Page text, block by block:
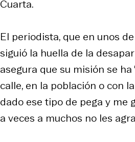
Cuarta.
El periodista, que en unos
siguió la huella de la
asegura que su misión se
calle, en la población o con
dado ese tipo de pega y me
a veces a muchos no les